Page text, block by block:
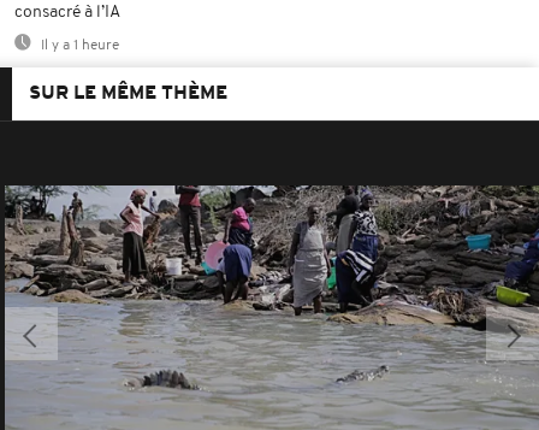
consacré à l’IA
Il y a 1 heure
SUR LE MÊME THÈME